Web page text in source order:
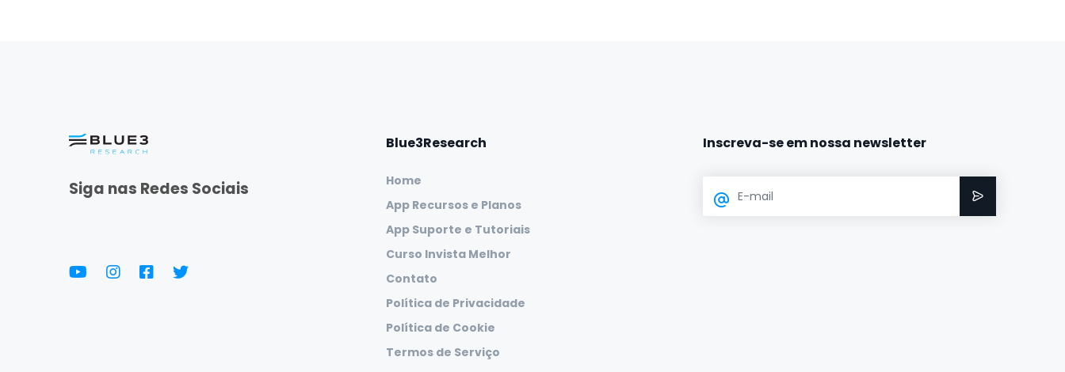
Siga nas Redes Sociais
Blue3Research
Home
App Recursos e Planos
App Suporte e Tutoriais
Curso Invista Melhor
Contato
Política de Privacidade
Política de Cookie
Termos de Serviço
Inscreva-se em nossa newsletter